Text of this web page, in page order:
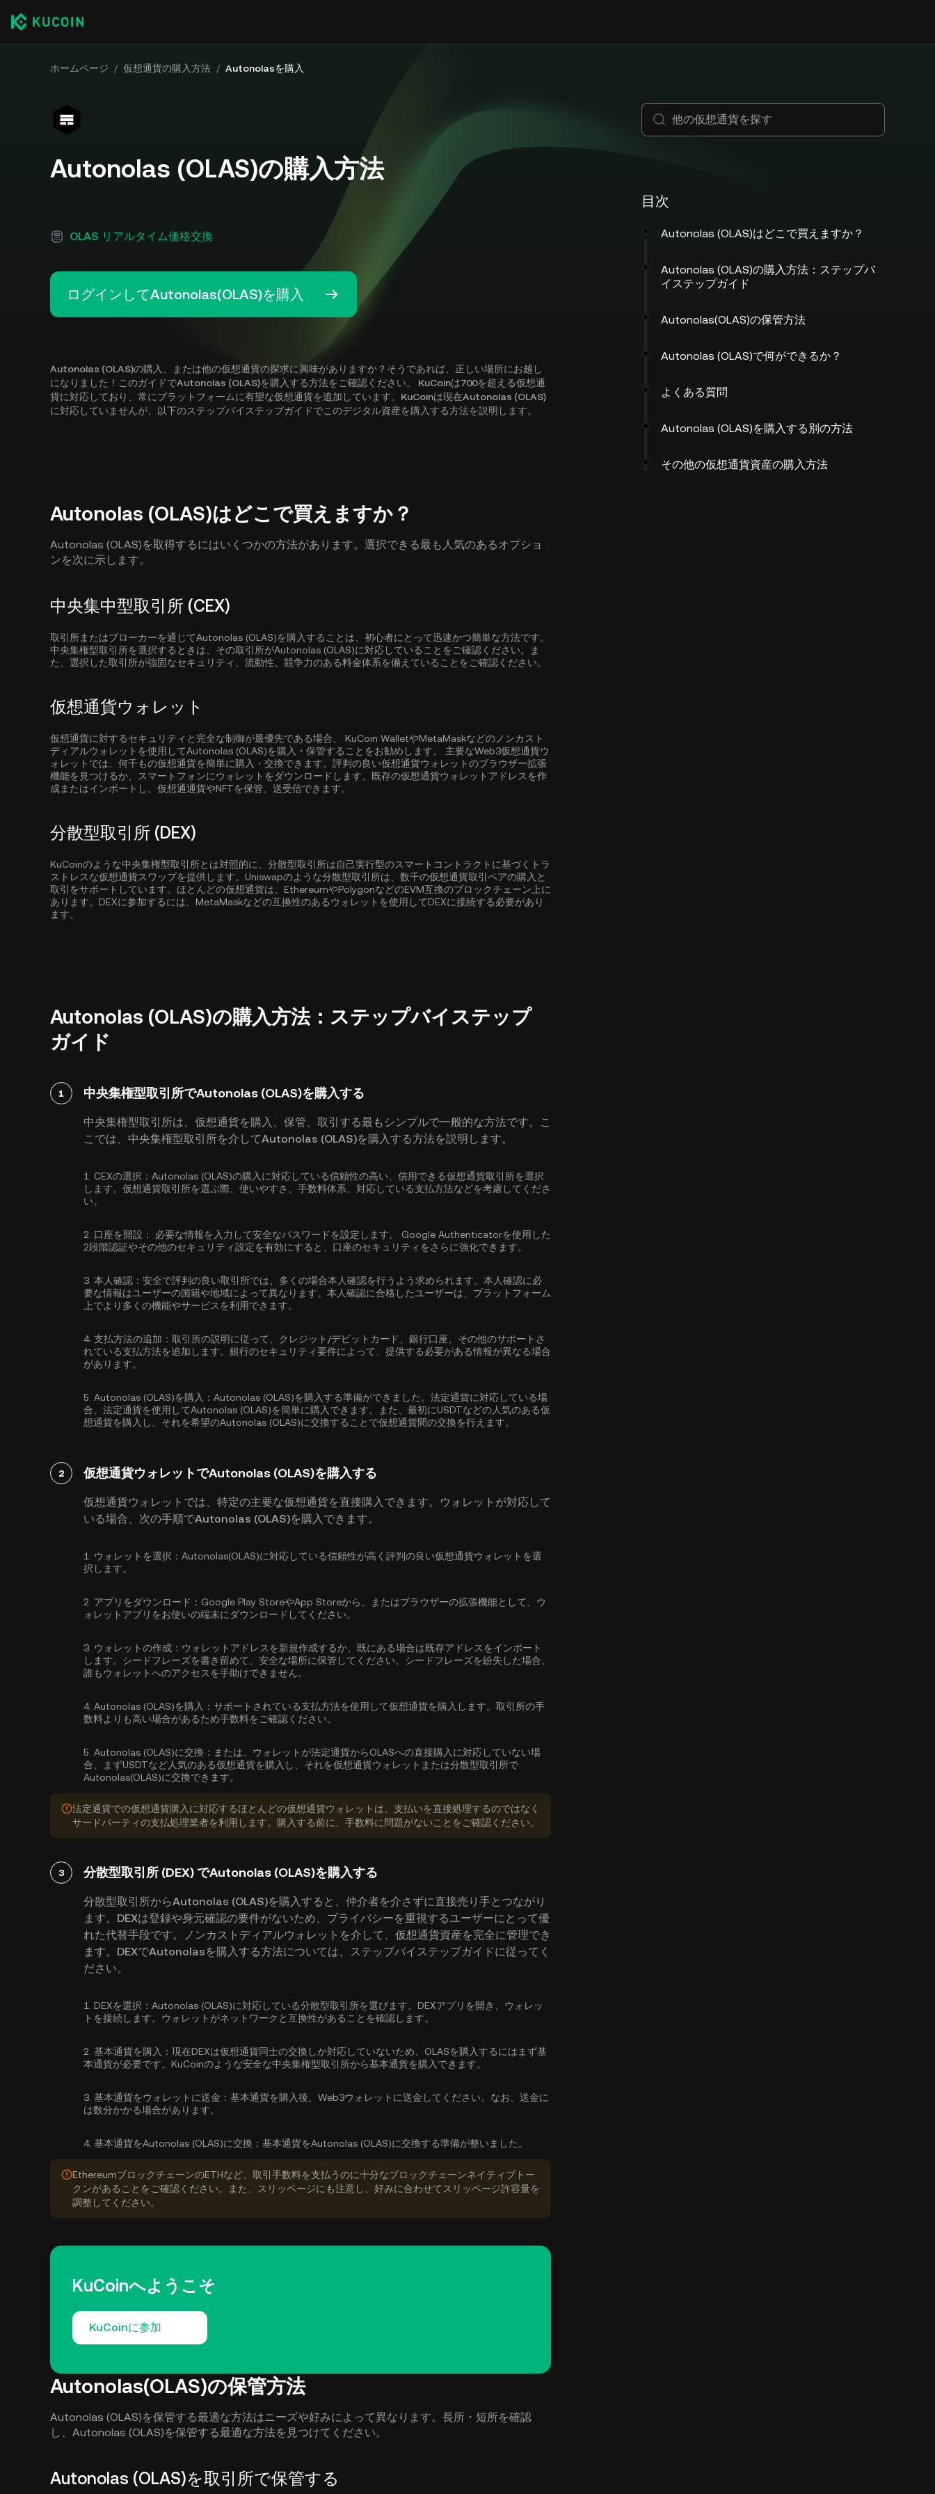
ホームページ / 仮想通貨の購入方法 / Autonolasを購入
Autonolas (OLAS)の購入方法
OLAS リアルタイム価格交換
ログインしてAutonolas(OLAS)を購入
Autonolas (OLAS)の購入、または他の仮想通貨の探求に興味がありますか？そうであれば、正しい場所にお越し
になりました！このガイドでAutonolas (OLAS)を購入する方法をご確認ください。 KuCoinは700を超える仮想通
貨に対応しており、常にプラットフォームに有望な仮想通貨を追加しています。KuCoinは現在Autonolas (OLAS)
に対応していませんが、以下のステップバイステップガイドでこのデジタル資産を購入する方法を説明します。
Autonolas (OLAS)はどこで買えますか？
Autonolas (OLAS)を取得するにはいくつかの方法があります。選択できる最も人気のあるオプショ
ンを次に示します。
中央集中型取引所 (CEX)
取引所またはブローカーを通じてAutonolas (OLAS)を購入することは、初心者にとって迅速かつ簡単な方法です。
中央集権型取引所を選択するときは、その取引所がAutonolas (OLAS)に対応していることをご確認ください。ま
た、選択した取引所が強固なセキュリティ、流動性、競争力のある料金体系を備えていることをご確認ください。
仮想通貨ウォレット
仮想通貨に対するセキュリティと完全な制御が最優先である場合、 KuCoin WalletやMetaMaskなどのノンカスト
ディアルウォレットを使用してAutonolas (OLAS)を購入・保管することをお勧めします。 主要なWeb3仮想通貨ウ
ォレットでは、何千もの仮想通貨を簡単に購入・交換できます。評判の良い仮想通貨ウォレットのブラウザー拡張
機能を見つけるか、スマートフォンにウォレットをダウンロードします。既存の仮想通貨ウォレットアドレスを作
成またはインポートし、仮想通通貨やNFTを保管、送受信できます。
分散型取引所 (DEX)
KuCoinのような中央集権型取引所とは対照的に、分散型取引所は自己実行型のスマートコントラクトに基づくトラ
ストレスな仮想通貨スワップを提供します。Uniswapのような分散型取引所は、数千の仮想通貨取引ペアの購入と
取引をサポートしています。ほとんどの仮想通貨は、 EthereumやPolygonなどのEVM互換のブロックチェーン上に
あります。DEXに参加するには、MetaMaskなどの互換性のあるウォレットを使用してDEXに接続する必要があり
ます。
Autonolas (OLAS)の購入方法：ステップバイステップ
ガイド
1 中央集権型取引所でAutonolas (OLAS)を購入する
中央集権型取引所は、仮想通貨を購入、保管、取引する最もシンプルで一般的な方法です。こ
こでは、中央集権型取引所を介してAutonolas (OLAS)を購入する方法を説明します。
1. CEXの選択： Autonolas (OLAS)の購入に対応している信頼性の高い、信用できる仮想通貨取引所を選択
します。仮想通貨取引所を選ぶ際、使いやすさ、手数料体系、対応している支払方法などを考慮してくださ
い。
2. 口座を開設： 必要な情報を入力して安全なパスワードを設定します。 Google Authenticatorを使用した
2段階認証やその他のセキュリティ設定を有効にすると、口座のセキュリティをさらに強化できます。
3. 本人確認： 安全で評判の良い取引所では、多くの場合本人確認を行うよう求められます。本人確認に必
要な情報はユーザーの国籍や地域によって異なります。本人確認に合格したユーザーは、プラットフォーム
上でより多くの機能やサービスを利用できます。
4. 支払方法の追加： 取引所の説明に従って、クレジット/デビットカード、銀行口座、その他のサポートさ
れている支払方法を追加します。銀行のセキュリティ要件によって、提供する必要がある情報が異なる場合
があります。
5. Autonolas (OLAS)を購入： Autonolas (OLAS)を購入する準備ができました。法定通貨に対応している場
合、法定通貨を使用してAutonolas (OLAS)を簡単に購入できます。また、最初にUSDTなどの人気のある仮
想通貨を購入し、それを希望のAutonolas (OLAS)に交換することで仮想通貨間の交換を行えます。
2 仮想通貨ウォレットでAutonolas (OLAS)を購入する
仮想通貨ウォレットでは、特定の主要な仮想通貨を直接購入できます。ウォレットが対応して
いる場合、次の手順でAutonolas (OLAS)を購入できます。
1. ウォレットを選択： Autonolas(OLAS)に対応している信頼性が高く評判の良い仮想通貨ウォレットを選
択します。
2. アプリをダウンロード： Google Play StoreやApp Storeから、またはブラウザーの拡張機能として、ウ
ォレットアプリをお使いの端末にダウンロードしてください。
3. ウォレットの作成： ウォレットアドレスを新規作成するか、既にある場合は既存アドレスをインポート
します。シードフレーズを書き留めて、安全な場所に保管してください。シードフレーズを紛失した場合、
誰もウォレットへのアクセスを手助けできません。
4. Autonolas (OLAS)を購入： サポートされている支払方法を使用して仮想通貨を購入します。取引所の手
数料よりも高い場合があるため手数料をご確認ください。
5. Autonolas (OLAS)に交換： または、ウォレットが法定通貨からOLASへの直接購入に対応していない場
合、まずUSDTなど人気のある仮想通貨を購入し、それを仮想通貨ウォレットまたは分散型取引所で
Autonolas(OLAS)に交換できます。
法定通貨での仮想通貨購入に対応するほとんどの仮想通貨ウォレットは、支払いを直接処理するのではなく
サードパーティの支払処理業者を利用します。購入する前に、手数料に問題がないことをご確認ください。
3 分散型取引所 (DEX) でAutonolas (OLAS)を購入する
分散型取引所からAutonolas (OLAS)を購入すると、仲介者を介さずに直接売り手とつながり
ます。DEXは登録や身元確認の要件がないため、プライバシーを重視するユーザーにとって優
れた代替手段です。ノンカストディアルウォレットを介して、仮想通貨資産を完全に管理でき
ます。DEXでAutonolasを購入する方法については、ステップバイステップガイドに従ってく
ださい。
1. DEXを選択： Autonolas (OLAS)に対応している分散型取引所を選びます。DEXアプリを開き、ウォレッ
トを接続します。ウォレットがネットワークと互換性があることを確認します。
2. 基本通貨を購入： 現在DEXは仮想通貨同士の交換しか対応していないため、OLASを購入するにはまず基
本通貨が必要です。KuCoinのような安全な中央集権型取引所から基本通貨を購入 できます。
3. 基本通貨をウォレットに送金： 基本通貨を購入後、Web3ウォレットに送金してください。なお、送金に
は数分かかる場合があります。
4. 基本通貨をAutonolas (OLAS)に交換： 基本通貨をAutonolas (OLAS)に交換する準備が整いました。
EthereumブロックチェーンのETHなど、取引手数料を支払うのに十分なブロックチェーンネイティブトー
クンがあることをご確認ください。また、スリッページにも注意し、好みに合わせてスリッページ許容量を
調整してください。
KuCoinへようこそ
KuCoinに参加
Autonolas(OLAS)の保管方法
Autonolas (OLAS)を保管する最適な方法はニーズや好みによって異なります。長所・短所を確認
し、Autonolas (OLAS)を保管する最適な方法を見つけてください。
Autonolas (OLAS)を取引所で保管する
目次
Autonolas (OLAS)はどこで買えますか？
Autonolas (OLAS)の購入方法：ステップバ
イステップガイド
Autonolas(OLAS)の保管方法
Autonolas (OLAS)で何ができるか？
よくある質問
Autonolas (OLAS)を購入する別の方法
その他の仮想通貨資産の購入方法